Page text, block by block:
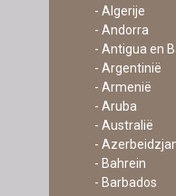
- Algerije
- Andorra
- Antigua en
- Argentinië
- Armenië
- Aruba
- Australië
-
- Bahrein
- Barbados